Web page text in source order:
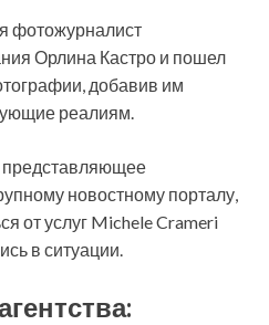
фотожурналист
Орлина Кастро и пошел
добавив им
реалиям.
представляющее
новостному порталу,
от услуг Michele Crameri
в ситуации.